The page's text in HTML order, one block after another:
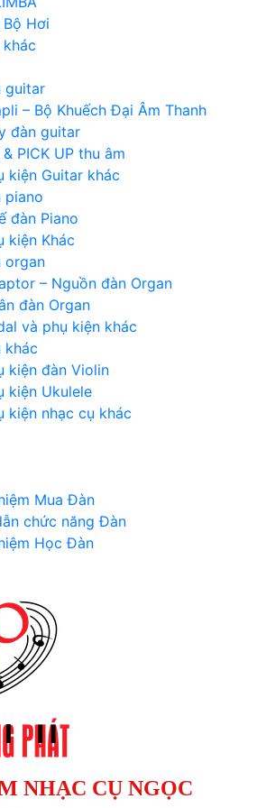
Hơi
guitar
– Bộ Khuếch Đại Âm Thanh
đàn guitar
& PICK UP thu âm
kiện Guitar khác
piano
đàn Piano
kiện Khác
organ
– Nguồn đàn Organ
đàn Organ
và phụ kiện khác
khác
kiện đàn Violin
kiện Ukulele
kiện nhạc cụ khác
Mua Đàn
chức năng Đàn
Học Đàn
NHẠC CỤ NGỌC